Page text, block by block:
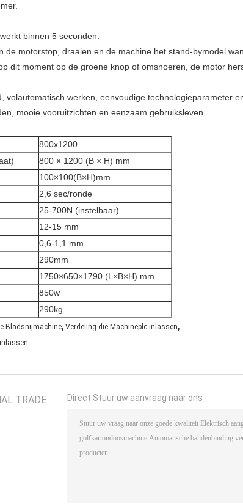
binnen 5 seconden.
de motorstop, draaien en de machine het stand-bymodel
dit moment op de groene knop of omsnoeren, de motor
volautomatisch werken, eenvoudige technologieparameter
mooie vooruitzichten en eenzaam gebruiksleven.
800x1200
800 × 1200 (B × H) mm
100×100(B×H)mm
2,6 sec/ronde
25-700N (instelbaar)
12-15 mm
0,6-1,1 mm
290mm
1750×650×1790 (L×B×H) mm
850w
290kg
Bladsnijmachine, Verdeling die Machineplc inlassen,
TRADE
Direct Stuur uw aanvraag naar ons